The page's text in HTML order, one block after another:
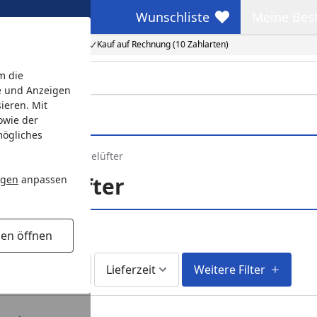
die
und Anzeigen
Mit
der
anpassen
öffnen
Kauf auf Rechnung (10 Zahlarten)
Wunschliste
Wunschliste
und Teichbelüfter
Lieferzeit Weitere Filter